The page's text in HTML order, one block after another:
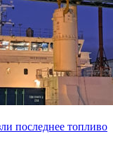
последнее топливо